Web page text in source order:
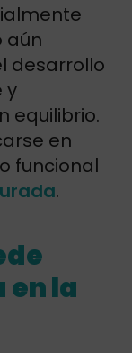
aún
desarrollo
y
equilibrio.
en
funcional
.
en la